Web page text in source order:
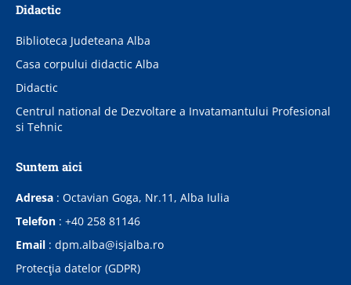
Didactic
Biblioteca Judeteana Alba
Casa corpului didactic Alba
Didactic
Centrul national de Dezvoltare a Invatamantului Profesional
si Tehnic
Suntem aici
Adresa : Octavian Goga, Nr.11, Alba Iulia
Telefon : +40 258 81146
Email : dpm.alba@isjalba.ro
Protecţia datelor (GDPR)